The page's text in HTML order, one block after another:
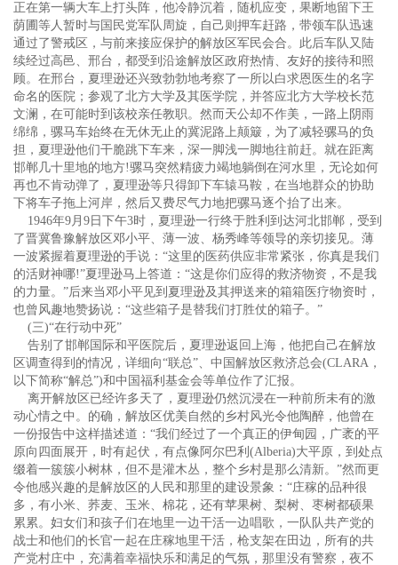
正在第一辆大车上打头阵，他冷静沉着，随机应变，果断地留下王
荫圃等人暂时与国民党军队周旋，自己则押车赶路，带领车队迅速
通过了警戒区，与前来接应保护的解放区军民会合。此后车队又陆
续经过高邑、邢台，都受到沿途解放区政府热情、友好的接待和照
顾。在邢台，夏理逊还兴致勃勃地考察了一所以白求恩医生的名字
命名的医院；参观了北方大学及其医学院，并答应北方大学校长范
文澜，在可能时到该校亲任教职。然而天公却不作美，一路上阴雨
绵绵，骡马车始终在无休无止的冀泥路上颠簸，为了减轻骡马的负
担，夏理逊他们干脆跳下车来，深一脚浅一脚地往前赶。就在距离
邯郸几十里地的地方!骡马突然精疲力竭地躺倒在河水里，无论如何
再也不肯动弹了，夏理逊等只得卸下车辕马鞍，在当地群众的协助
下将车子拖上河岸，然后又费尽气力地把骡马逐个抬了出来。
1946年9月9日下午3时，夏理逊一行终于胜利到达河北邯郸，受到
了晋冀鲁豫解放区邓小平、薄一波、杨秀峰等领导的亲切接见。薄
一波紧握着夏理逊的手说：“这里的医药供应非常紧张，你真是我们
的活财神哪!”夏理逊马上答道：“这是你们应得的救济物资，不是我
的力量。”后来当邓小平见到夏理逊及其押送来的箱箱医疗物资时，
也曾风趣地赞扬说：“这些箱子是替我们打胜仗的箱子。”
(三)“在行动中死”
告别了邯郸国际和平医院后，夏理逊返回上海，他把自己在解放
区调查得到的情况，详细向“联总”、中国解放区救济总会(CLARA，
以下简称“解总”)和中国福利基金会等单位作了汇报。
离开解放区已经许多天了，夏理逊仍然沉浸在一种前所未有的激
动心情之中。的确，解放区优美自然的乡村风光令他陶醉，他曾在
一份报告中这样描述道：“我们经过了一个真正的伊甸园，广袤的平
原向四面展开，时有起伏，有点像阿尔巴利(Alberia)大平原，到处点
缀着一簇簇小树林，但不是灌木丛，整个乡村是那么清新。”然而更
令他感兴趣的是解放区的人民和那里的建设景象：“庄稼的品种很
多，有小米、荞麦、玉米、棉花，还有苹果树、梨树、枣树都硕果
累累。妇女们和孩子们在地里一边干活一边唱歌，一队队共产党的
战士和他们的长官一起在庄稼地里干活，枪支架在田边，所有的共
产党村庄中，充满着幸福快乐和满足的气氛，那里没有警察，夜不